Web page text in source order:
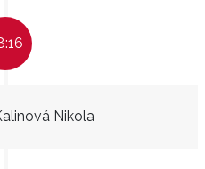
Nikola